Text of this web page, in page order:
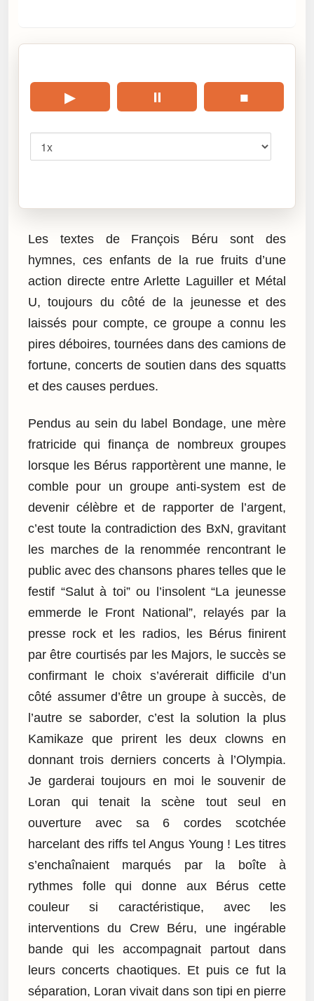
▶ ⏸ ■
Les textes de François Béru sont des
hymnes, ces enfants de la rue fruits d’une
action directe entre Arlette Laguiller et Métal
U, toujours du côté de la jeunesse et des
laissés pour compte, ce groupe a connu les
pires déboires, tournées dans des camions de
fortune, concerts de soutien dans des squatts
et des causes perdues.
Pendus au sein du label Bondage, une mère
fratricide qui finança de nombreux groupes
lorsque les Bérus rapportèrent une manne, le
comble pour un groupe anti-system est de
devenir célèbre et de rapporter de l’argent,
c’est toute la contradiction des BxN, gravitant
les marches de la renommée rencontrant le
public avec des chansons phares telles que le
festif “Salut à toi” ou l’insolent “La jeunesse
emmerde le Front National”, relayés par la
presse rock et les radios, les Bérus finirent
par être courtisés par les Majors, le succès se
confirmant le choix s’avérerait difficile d’un
côté assumer d’être un groupe à succès, de
l’autre se saborder, c’est la solution la plus
Kamikaze que prirent les deux clowns en
donnant trois derniers concerts à l’Olympia.
Je garderai toujours en moi le souvenir de
Loran qui tenait la scène tout seul en
ouverture avec sa 6 cordes scotchée
harcelant des riffs tel Angus Young ! Les titres
s’enchaînaient marqués par la boîte à
rythmes folle qui donne aux Bérus cette
couleur si caractéristique, avec les
interventions du Crew Béru, une ingérable
bande qui les accompagnait partout dans
leurs concerts chaotiques. Et puis ce fut la
séparation, Loran vivait dans son tipi en pierre